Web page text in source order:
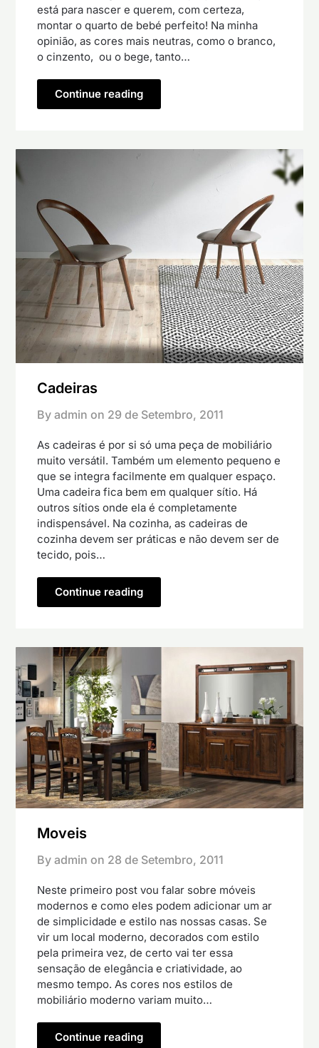
está para nascer e querem, com certeza,
montar o quarto de bebé perfeito! Na minha
opinião, as cores mais neutras, como o branco,
o cinzento, ou o bege, tanto…
Continue reading
Cadeiras
By admin on 29 de Setembro, 2011
As cadeiras é por si só uma peça de mobiliário
muito versátil. Também um elemento pequeno e
que se integra facilmente em qualquer espaço.
Uma cadeira fica bem em qualquer sítio. Há
outros sítios onde ela é completamente
indispensável. Na cozinha, as cadeiras de
cozinha devem ser práticas e não devem ser de
tecido, pois…
Continue reading
Moveis
By admin on 28 de Setembro, 2011
Neste primeiro post vou falar sobre móveis
modernos e como eles podem adicionar um ar
de simplicidade e estilo nas nossas casas. Se
vir um local moderno, decorados com estilo
pela primeira vez, de certo vai ter essa
sensação de elegância e criatividade, ao
mesmo tempo. As cores nos estilos de
mobiliário moderno variam muito…
Continue reading